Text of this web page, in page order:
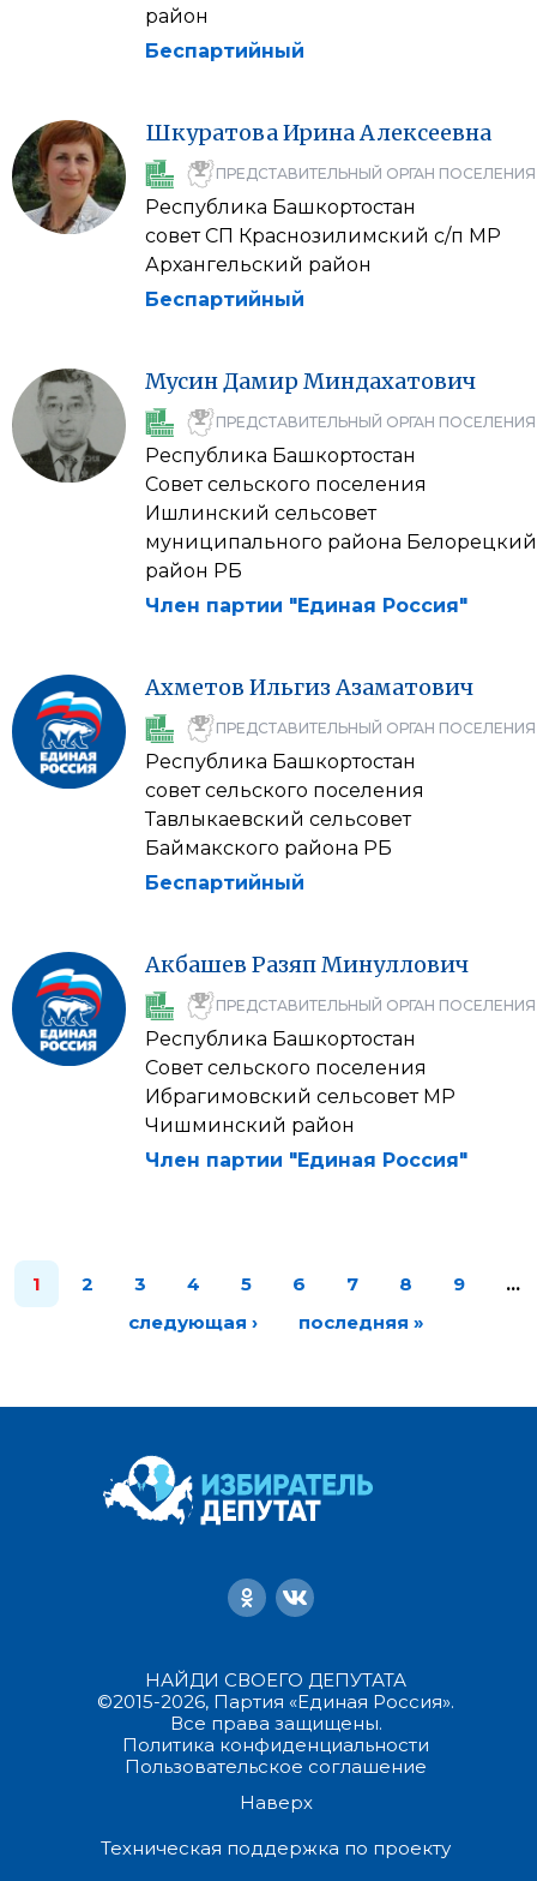
район
Беспартийный
ШкуратоваИринаАлексеевна
ПРЕДСТАВИТЕЛЬНЫЙ ОРГАН ПОСЕЛЕНИЯ
Республика Башкортостан
совет СП Краснозилимский с/п МР
Архангельский район
Беспартийный
МусинДамир Миндахатович
ПРЕДСТАВИТЕЛЬНЫЙ ОРГАН ПОСЕЛЕНИЯ
Республика Башкортостан
Совет сельского поселения
Ишлинский сельсовет
муниципального района Белорецкий
район РБ
Член партии "Единая Россия"
Ахметов Ильгиз Азаматович
ПРЕДСТАВИТЕЛЬНЫЙ ОРГАН ПОСЕЛЕНИЯ
Республика Башкортостан
совет сельского поселения
Тавлыкаевский сельсовет
Баймакского района РБ
Беспартийный
Акбашев РазяпМинуллович
ПРЕДСТАВИТЕЛЬНЫЙ ОРГАН ПОСЕЛЕНИЯ
Республика Башкортостан
Совет сельского поселения
Ибрагимовский сельсовет МР
Чишминский район
Член партии "Единая Россия"
1 2 3 4 5 6 7 8 9
…
следующая ›
последняя »
НАЙДИ СВОЕГО ДЕПУТАТА
©2015-2026, Партия «Единая Россия».
Все права защищены.
Политика конфиденциальности
Пользовательское соглашение
Наверх
Техническая поддержка по проекту